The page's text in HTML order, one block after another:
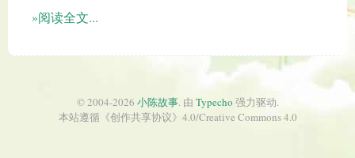
»阅读全文...
© 2004-2026 小陈故事. 由 Typecho 强力驱动.
本站遵循《创作共享协议》4.0/Creative Commons 4.0